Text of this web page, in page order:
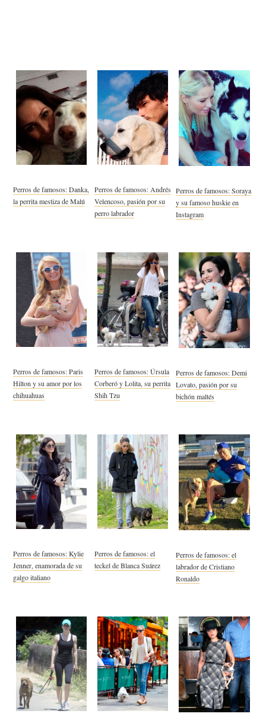
Perros de famosos: Danka,
la perrita mestiza de Malú
Perros de famosos: Andrés
Velencoso, pasión por su
perro labrador
Perros de famosos: Soraya
y su famoso huskie en
Instagram
Perros de famosos: Paris
Hilton y su amor por los
chihuahuas
Perros de famosos: Úrsula
Corberó y Lolita, su perrita
Shih Tzu
Perros de famosos: Demi
Lovato, pasión por su
bichón maltés
Perros de famosos: Kylie
Jenner, enamorada de su
galgo italiano
Perros de famosos: el
teckel de Blanca Suárez
Perros de famosos: el
labrador de Cristiano
Ronaldo